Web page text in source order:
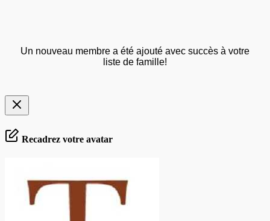
Un nouveau membre a été ajouté avec succès à votre
liste de famille!
Recadrez votre avatar